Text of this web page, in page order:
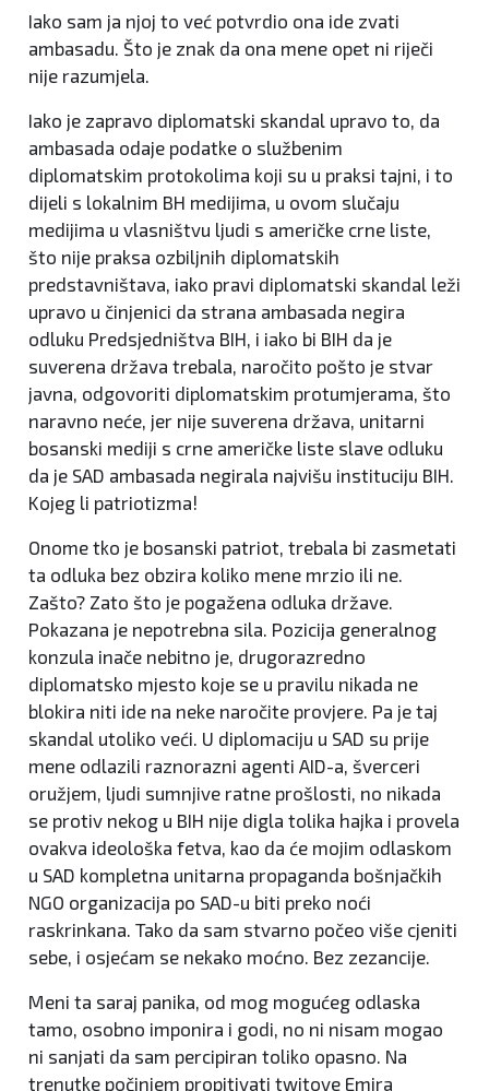
Iako sam ja njoj to već potvrdio ona ide zvati
ambasadu. Što je znak da ona mene opet ni riječi
nije razumjela.
Iako je zapravo diplomatski skandal upravo to, da
ambasada odaje podatke o službenim
diplomatskim protokolima koji su u praksi tajni, i to
dijeli s lokalnim BH medijima, u ovom slučaju
medijima u vlasništvu ljudi s američke crne liste,
što nije praksa ozbiljnih diplomatskih
predstavništava, iako pravi diplomatski skandal leži
upravo u činjenici da strana ambasada negira
odluku Predsjedništva BIH, i iako bi BIH da je
suverena država trebala, naročito pošto je stvar
javna, odgovoriti diplomatskim protumjerama, što
naravno neće, jer nije suverena država, unitarni
bosanski mediji s crne američke liste slave odluku
da je SAD ambasada negirala najvišu instituciju BIH.
Kojeg li patriotizma!
Onome tko je bosanski patriot, trebala bi zasmetati
ta odluka bez obzira koliko mene mrzio ili ne.
Zašto? Zato što je pogažena odluka države.
Pokazana je nepotrebna sila. Pozicija generalnog
konzula inače nebitno je, drugorazredno
diplomatsko mjesto koje se u pravilu nikada ne
blokira niti ide na neke naročite provjere. Pa je taj
skandal utoliko veći. U diplomaciju u SAD su prije
mene odlazili raznorazni agenti AID-a, šverceri
oružjem, ljudi sumnjive ratne prošlosti, no nikada
se protiv nekog u BIH nije digla tolika hajka i provela
ovakva ideološka fetva, kao da će mojim odlaskom
u SAD kompletna unitarna propaganda bošnjačkih
NGO organizacija po SAD-u biti preko noći
raskrinkana. Tako da sam stvarno počeo više cjeniti
sebe, i osjećam se nekako moćno. Bez zezancije.
Meni ta saraj panika, od mog mogućeg odlaska
tamo, osobno imponira i godi, no ni nisam mogao
ni sanjati da sam percipiran toliko opasno. Na
trenutke počinjem propitivati twitove Emira